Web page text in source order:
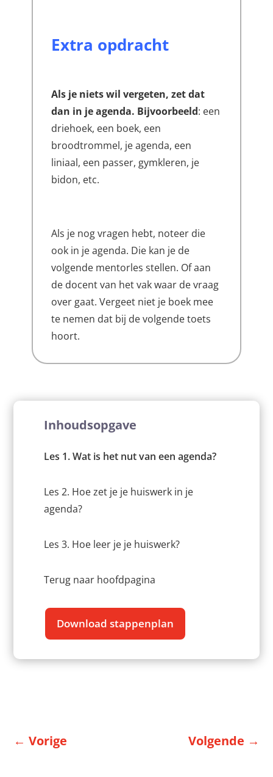
Extra opdracht
Als je niets wil vergeten, zet dat
dan in je agenda. Bijvoorbeeld: een
driehoek, een boek, een
broodtrommel, je agenda, een
liniaal, een passer, gymkleren, je
bidon, etc.
Als je nog vragen hebt, noteer die
ook in je agenda. Die kan je de
volgende mentorles stellen. Of aan
de docent van het vak waar de vraag
over gaat. Vergeet niet je boek mee
te nemen dat bij de volgende toets
hoort.
Inhoudsopgave
Les 1. Wat is het nut van een agenda?
Les 2. Hoe zet je je huiswerk in je
agenda?
Les 3. Hoe leer je je huiswerk?
Terug naar hoofdpagina
Download stappenplan
←Vorige Volgende →